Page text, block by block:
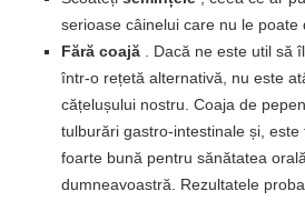
serioase câinelui care nu le poate
Fără coajă . Dacă ne este util să
într-o rețetă alternativă, nu este
cățelușului nostru. Coaja de
tulburări gastro-intestinale și,
foarte bună pentru sănătatea
dumneavoastră. Rezultatele